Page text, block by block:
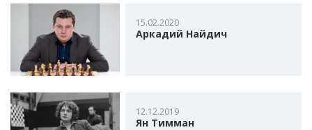
15.02.2020
Аркадий Найдич
12.12.2019
Ян Тимман